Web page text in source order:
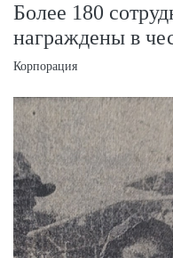
Более 180
награждены в
Корпорация